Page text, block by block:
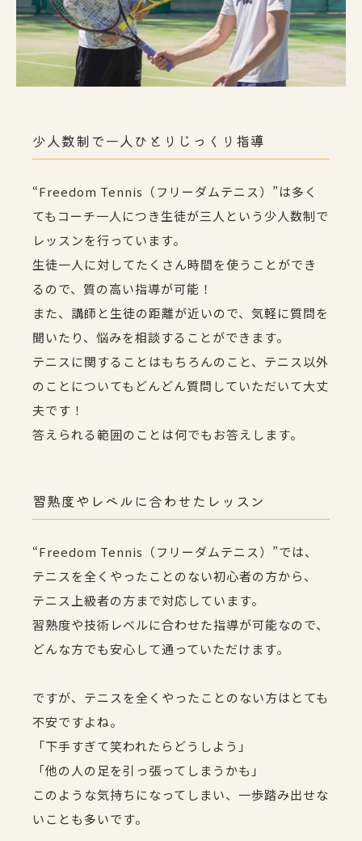
少人数制で一人ひとりじっくり指導
“Freedom Tennis（フリーダムテニス）”は多く
てもコーチ一人につき生徒が三人という少人数制で
レッスンを行っています。
生徒一人に対してたくさん時間を使うことができ
るので、質の高い指導が可能！
また、講師と生徒の距離が近いので、気軽に質問を
聞いたり、悩みを相談することができます。
テニスに関することはもちろんのこと、テニス以外
のことについてもどんどん質問していただいて大丈
夫です！
答えられる範囲のことは何でもお答えします。
習熟度やレベルに合わせたレッスン
“Freedom Tennis（フリーダムテニス）”では、
テニスを全くやったことのない初心者の方から、
テニス上級者の方まで対応しています。
習熟度や技術レベルに合わせた指導が可能なので、
どんな方でも安心して通っていただけます。
ですが、テニスを全くやったことのない方はとても
不安ですよね。
「下手すぎて笑われたらどうしよう」
「他の人の足を引っ張ってしまうかも」
このような気持ちになってしまい、一歩踏み出せな
いことも多いです。